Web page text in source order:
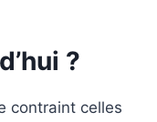
?
contraint celles